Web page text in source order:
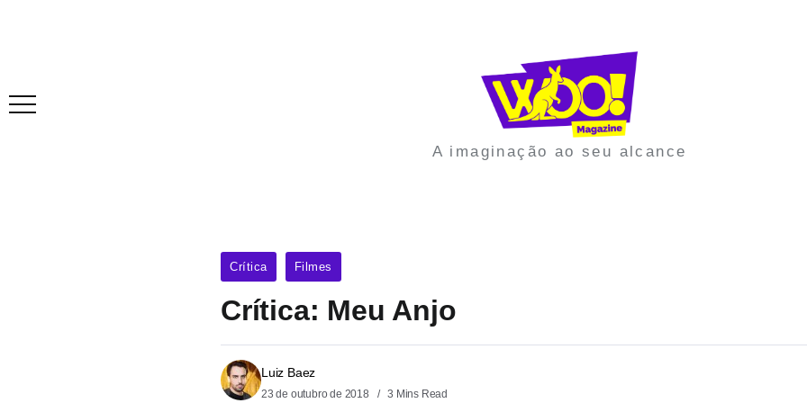
A imaginação ao seu alcance
Crítica Filmes
Crítica: Meu Anjo
Luiz Baez
23 de outubro de 2018 3 Mins Read